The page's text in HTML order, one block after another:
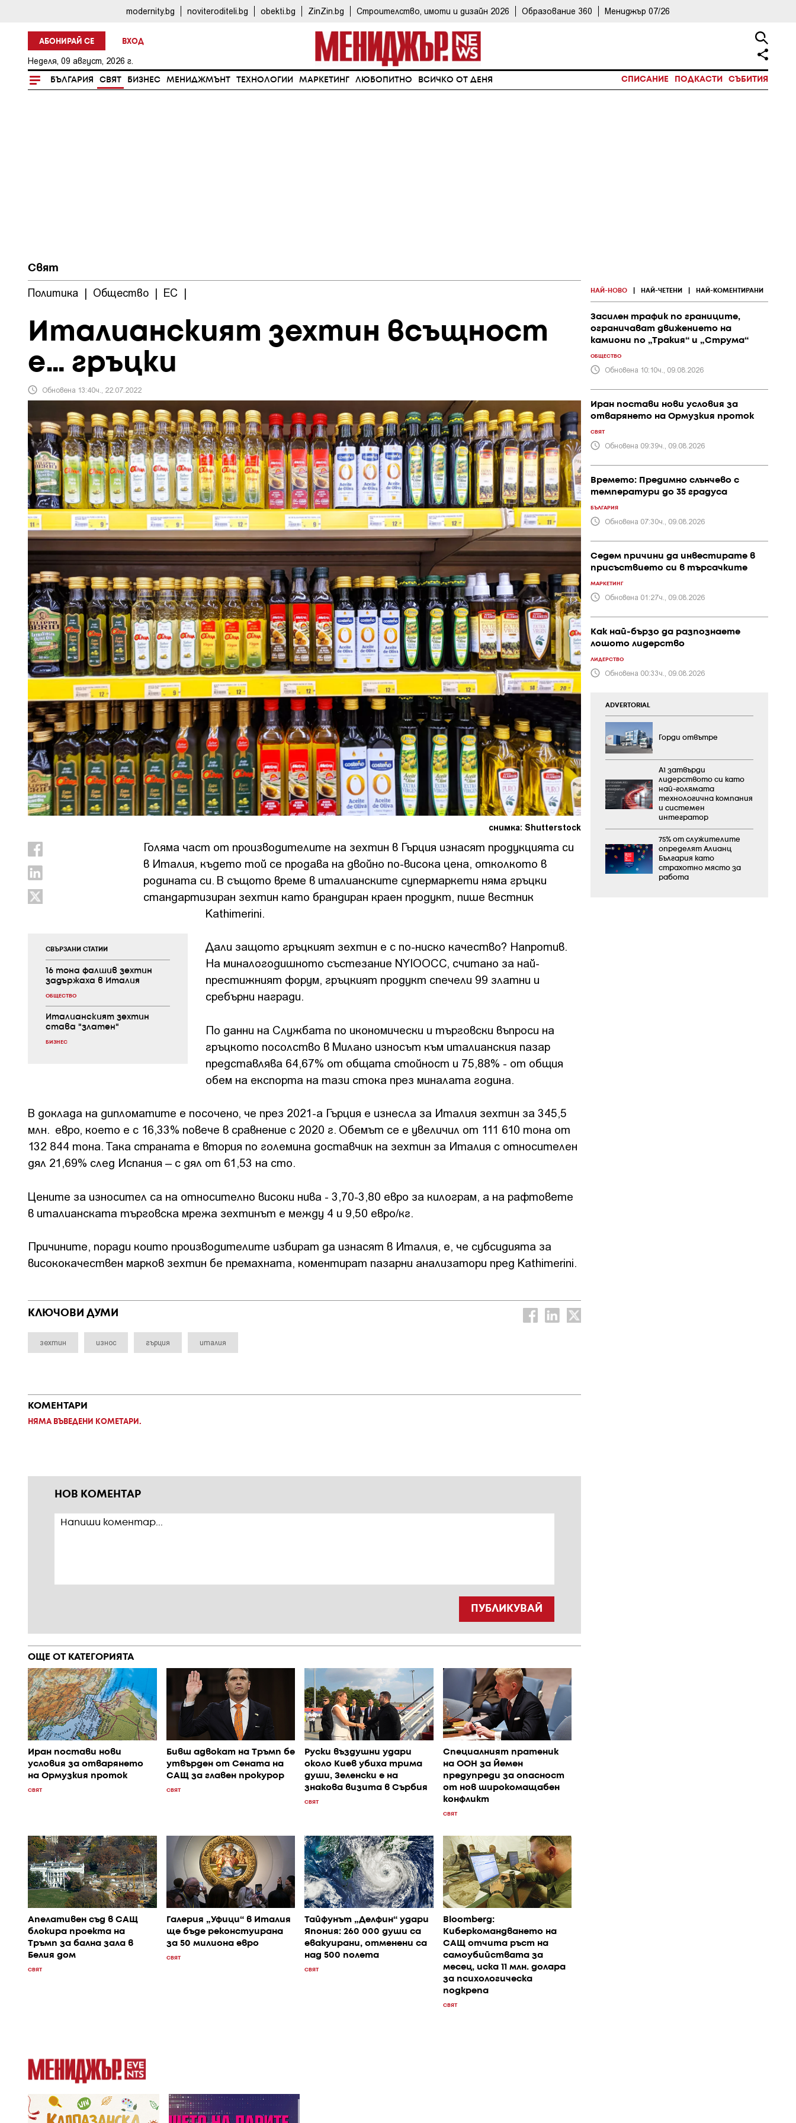
modernity.bg noviteroditeli.bg obekti.bg ZinZin.bg Строителство, имоти и дизайн 2026 Образование 360 Мениджър 07/26
АБОНИРАЙ СЕ ВХОД
Неделя, 09 август, 2026 г.
БЪЛГАРИЯ СВЯТ БИЗНЕС МЕНИДЖМЪНТ ТЕХНОЛОГИИ МАРКЕТИНГ ЛЮБОПИТНО ВСИЧКО ОТ ДЕНЯ СПИСАНИЕ ПОДКАСТИ СЪБИТИЯ
Свят
Политика | Общество | ЕС |
Италианският зехтин всъщност
е… гръцки
Обновена 13:40ч., 22.07.2022
снимка: Shutterstock
СВЪРЗАНИ СТАТИИ
16 тона фалшив зехтин
задържаха в Италия
ОБЩЕСТВО
Италианският зехтин
става "златен"
БИЗНЕС
Голяма част от производителите на зехтин в Гърция изнасят продукцията си
в Италия, където той се продава на двойно по-висока цена, отколкото в
родината си. В същото време в италианските супермаркети няма гръцки
стандартизиран зехтин като брандиран краен продукт, пише вестник
Kathimerini.
Дали защото гръцкият зехтин е с по-ниско качество? Напротив.
На миналогодишното състезание NYIOOCC, считано за най-
престижният форум, гръцкият продукт спечели 99 златни и
сребърни награди.
По данни на Службата по икономически и търговски въпроси на
гръцкото посолство в Милано износът към италианския пазар
представлява 64,67% от общата стойност и 75,88% - от общия
обем на експорта на тази стока през миналата година.
В доклада на дипломатите е посочено, че през 2021-а Гърция е изнесла за Италия зехтин за 345,5
млн. евро, което е с 16,33% повече в сравнение с 2020 г. Обемът се е увеличил от 111 610 тона от
132 844 тона. Така страната е втория по големина доставчик на зехтин за Италия с относителен
дял 21,69% след Испания – с дял от 61,53 на сто.
Цените за износител са на относително високи нива - 3,70-3,80 евро за килограм, а на рафтовете
в италианската търговска мрежа зехтинът е между 4 и 9,50 евро/кг.
Причините, поради които производителите избират да изнасят в Италия, e, че субсидията за
висококачествен марков зехтин бе премахната, коментират пазарни анализатори пред Kathimerini.
КЛЮЧОВИ ДУМИ
зехтин износ гърция италия
КОМЕНТАРИ
НЯМА ВЪВЕДЕНИ КОМЕТАРИ.
НОВ КОМЕНТАР
ПУБЛИКУВАЙ
ОЩЕ ОТ КАТЕГОРИЯТА
Иран постави нови
условия за отварянето
на Ормузкия проток
СВЯТ
Бивш адвокат на Тръмп бе
утвърден от Сената на
САЩ за главен прокурор
СВЯТ
Руски въздушни удари
около Киев убиха трима
души, Зеленски е на
знакова визита в Сърбия
СВЯТ
Специалният пратеник
на ООН за Йемен
предупреди за опасност
от нов широкомащабен
конфликт
СВЯТ
Апелативен съд в САЩ
блокира проекта на
Тръмп за бална зала в
Белия дом
СВЯТ
Галерия „Уфици“ в Италия
ще бъде реконстуирана
за 50 милиона евро
СВЯТ
Тайфунът „Делфин“ удари
Япония: 260 000 души са
евакуирани, отменени са
над 500 полета
СВЯТ
Bloomberg:
Киберкомандването на
САЩ отчита ръст на
самоубийствата за
месец, иска 11 млн. долара
за психологическа
подкрепа
СВЯТ
НАЙ-НОВО НАЙ-ЧЕТЕНИ НАЙ-КОМЕНТИРАНИ
Засилен трафик по границите,
ограничават движението на
камиони по „Тракия“ и „Струма“
ОБЩЕСТВО
Обновена 10:10ч., 09.08.2026
Иран постави нови условия за
отварянето на Ормузкия проток
СВЯТ
Обновена 09:39ч., 09.08.2026
Времето: Предимно слънчево с
температури до 35 градуса
БЪЛГАРИЯ
Обновена 07:30ч., 09.08.2026
Седем причини да инвестирате в
присъствието си в търсачките
МАРКЕТИНГ
Обновена 01:27ч., 09.08.2026
Как най-бързо да разпознаете
лошото лидерство
ЛИДЕРСТВО
Обновена 00:33ч., 09.08.2026
ADVERTORIAL
Горди отвътре
А1 затвърди
лидерството си като
най-голямата
технологична компания
и системен
интегратор
75% от служителите
определят Алианц
България като
страхотно място за
работа